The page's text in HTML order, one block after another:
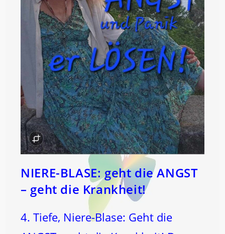
NIERE-BLASE: geht die ANGST
– geht die Krankheit!
4. Tiefe, Niere-Blase: Geht die